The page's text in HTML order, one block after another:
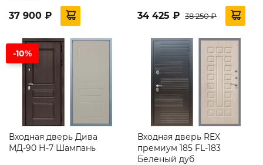
37 900 ₽ 34 425 ₽ 38 250 ₽
-10%
Входная дверь Дива
МД-90 Н-7 Шампань
Входная дверь REX
премиум 185 FL-183
Беленый дуб